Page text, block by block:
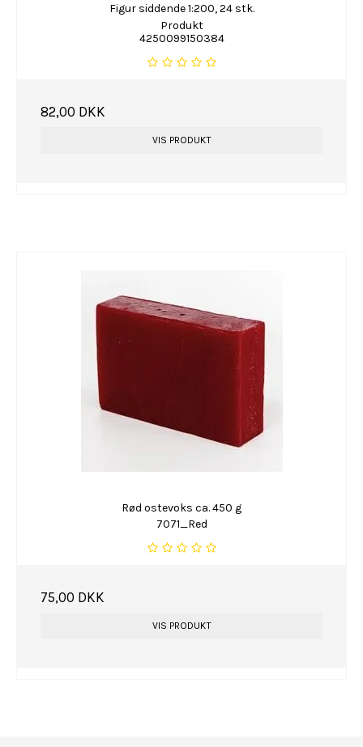
Figur siddende 1:200, 24 stk.
Produkt
4250099150384
82,00 DKK
VIS PRODUKT
Rød ostevoks ca. 450 g
7071_Red
75,00 DKK
VIS PRODUKT